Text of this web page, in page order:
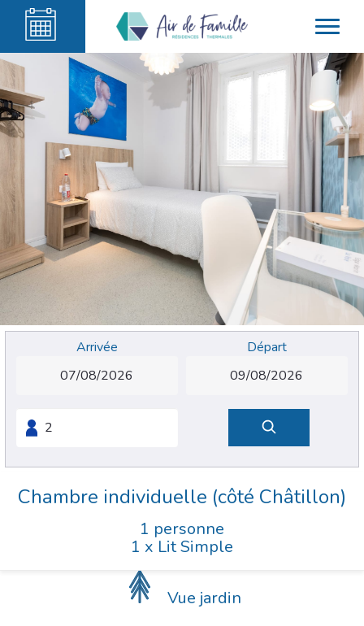
Arrivée Départ
Chambre individuelle (côté Châtillon)
1 personne
1 x Lit Simple
Vue jardin